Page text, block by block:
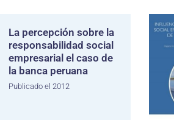
La percepción sobre la
responsabilidad social
empresarial el caso de
la banca peruana
Publicado el 2012